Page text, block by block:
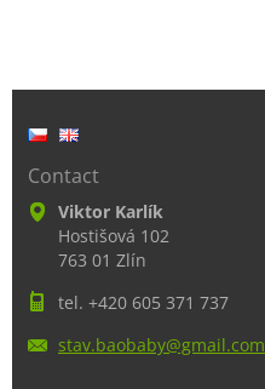
Contact
Viktor Karlík
Hostišová 102
763 01 Zlín
tel. +420 605 371 737
stav.baobaby@gmail.com